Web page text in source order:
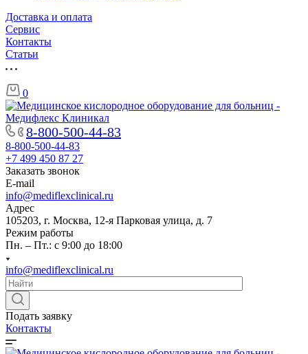
Доставка и оплата
Cервис
Контакты
Статьи
0
8-800-500-44-83
8-800-500-44-83
+7 499 450 87 27
Заказать звонок
E-mail
info@mediflexclinical.ru
Адрес
105203, г. Москва, 12-я Парковая улица, д. 7
Режим работы
Пн. – Пт.: с 9:00 до 18:00
info@mediflexclinical.ru
Подать заявку
Контакты